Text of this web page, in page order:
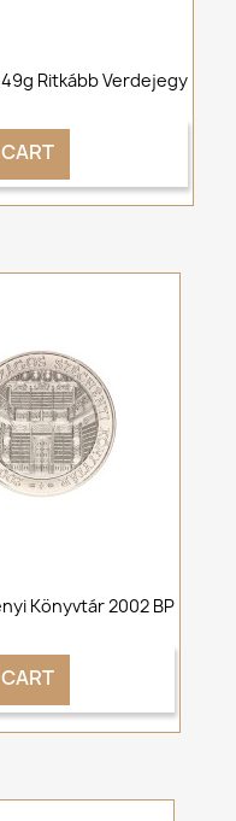
Ritkább Verdejegy
Könyvtár 2002 BP